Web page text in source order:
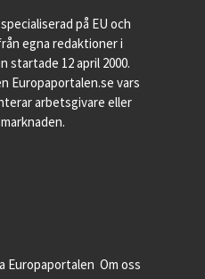
på EU och
egna redaktioner i
startade 12 april 2000.
Europaportalen.se vars
arbetsgivare eller
Europaportalen Om oss